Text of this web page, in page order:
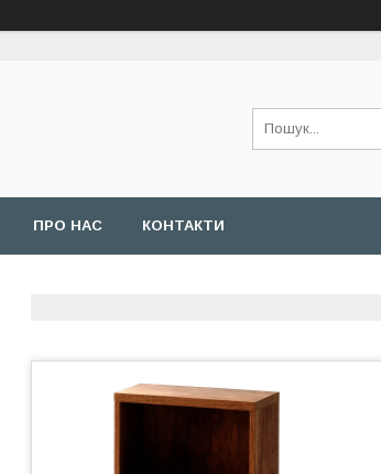
ПРО НАС КОНТАКТИ